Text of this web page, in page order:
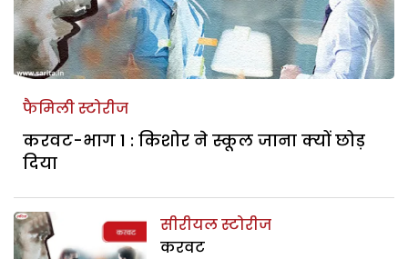
फैमिली स्टोरीज
करवट-भाग 1 : किशोर ने स्कूल जाना क्यों छोड़
दिया
सीरीयल स्टोरीज
करवट